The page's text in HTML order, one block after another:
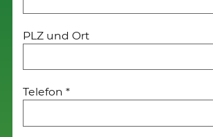
PLZ und Ort
Telefon*